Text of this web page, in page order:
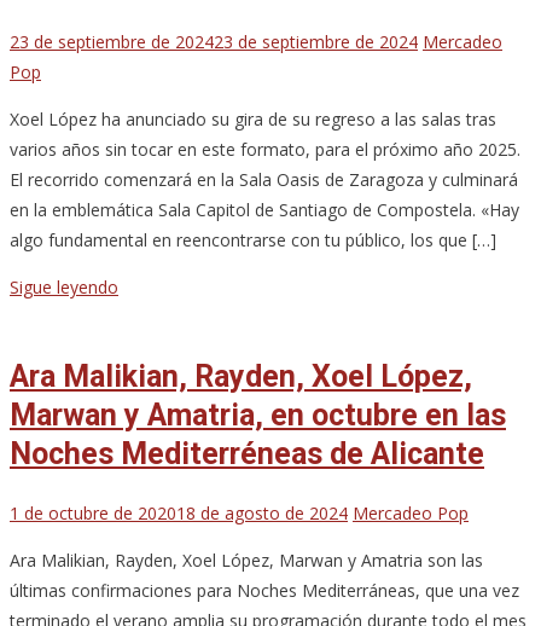
23 de septiembre de 202423 de septiembre de 2024 Mercadeo
Pop
Xoel López ha anunciado su gira de su regreso a las salas tras
varios años sin tocar en este formato, para el próximo año 2025.
El recorrido comenzará en la Sala Oasis de Zaragoza y culminará
en la emblemática Sala Capitol de Santiago de Compostela. «Hay
algo fundamental en reencontrarse con tu público, los que […]
Sigue leyendo
Ara Malikian, Rayden, Xoel López,
Marwan y Amatria, en octubre en las
Noches Mediterréneas de Alicante
1 de octubre de 202018 de agosto de 2024 Mercadeo Pop
Ara Malikian, Rayden, Xoel López, Marwan y Amatria son las
últimas confirmaciones para Noches Mediterráneas, que una vez
terminado el verano amplia su programación durante todo el mes